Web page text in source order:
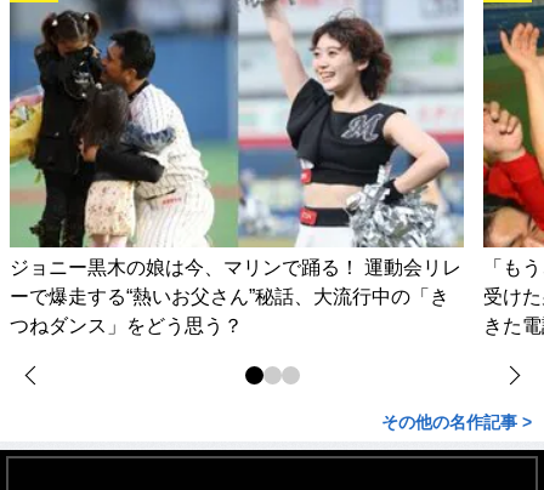
ジョニー黒木の娘は今、マリンで踊る！ 運動会リレ
ーで爆走する“熱いお父さん”秘話、大流行中の「き
つねダンス」をどう思う？
「も
受け
きた
その他の名作記事 >